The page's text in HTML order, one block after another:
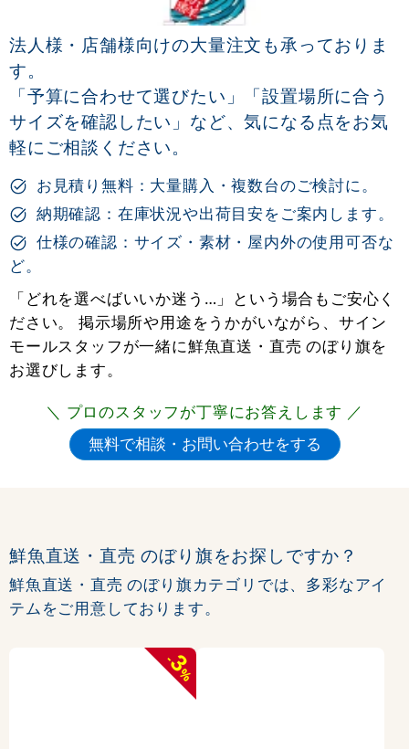
法人様・店舗様向けの大量注文も承っておりま
す。
「予算に合わせて選びたい」「設置場所に合う
サイズを確認したい」など、気になる点をお気
軽にご相談ください。
お見積り無料：大量購入・複数台のご検討に。
納期確認：在庫状況や出荷目安をご案内します。
仕様の確認：サイズ・素材・屋内外の使用可否な
ど。
「どれを選べばいいか迷う…」という場合もご安心く
ださい。 掲示場所や用途をうかがいながら、サイン
モールスタッフが一緒に鮮魚直送・直売 のぼり旗を
お選びします。
＼ プロのスタッフが丁寧にお答えします ／
鮮魚直送・直売 のぼり旗をお探しですか？
鮮魚直送・直売 のぼり旗カテゴリでは、多彩なアイ
テムをご用意しております。
-
3
%